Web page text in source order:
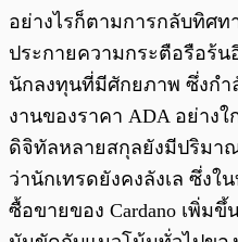
อย่างไรก็ตามการกลับทิศท
ประกายความกระตือรือร้น
นักลงทุนที่มีศักยภาพ ซึ่งกำ
งานของราคา ADA อย่าง
ดิจิทัลหลายสกุลยังมีปริมา
ว่านักเทรดยังคงลังเล ซึ่ง
ซื้อขายของ Cardano เพิ่ม